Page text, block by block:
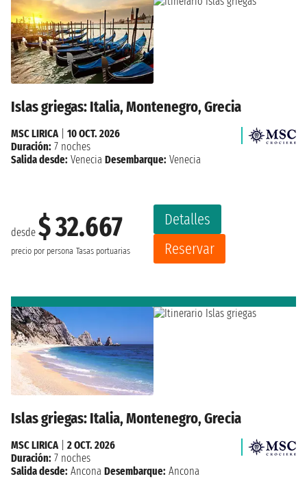
Islas griegas: Italia, Montenegro, Grecia
desde $ 32.667
precio por persona Tasas portuarias
Detalles
Reservar
MSC LIRICA
10 OCT. 2026
Duración: 7 noches
Salida desde: Venecia Desembarque: Venecia
Islas griegas: Italia, Montenegro, Grecia
MSC LIRICA| 2 OCT. 2026
Duración: 7 noches
Salida desde: Ancona Desembarque: Ancona